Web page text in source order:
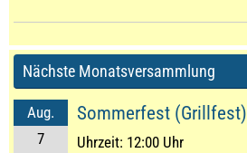
Nächste Monatsversammlung
Aug.
7
Sommerfest (Grillfest)
Uhrzeit: 12:00 Uhr